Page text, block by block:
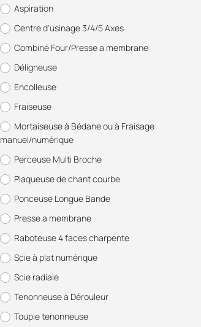
Aspiration
Centre d'usinage 3/4/5 Axes
Combiné Four/Presse a membrane
Déligneuse
Encolleuse
Fraiseuse
Mortaiseuse à Bédane ou à Fraisage
manuel/numérique
Perceuse Multi Broche
Plaqueuse de chant courbe
Ponceuse Longue Bande
Presse a membrane
Raboteuse 4 faces charpente
Scie à plat numérique
Scie radiale
Tenonneuse à Dérouleur
Toupie tenonneuse